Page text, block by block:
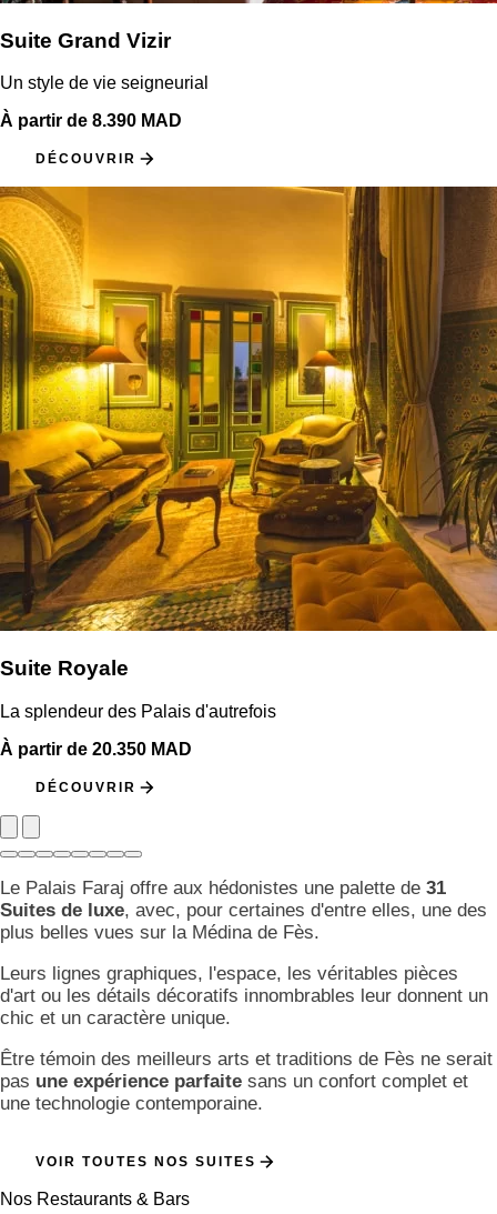
Suite Grand Vizir
Un style de vie seigneurial
À partir de 8.390 MAD
DÉCOUVRIR
Suite Royale
La splendeur des Palais d'autrefois
À partir de 20.350 MAD
DÉCOUVRIR
Le Palais Faraj offre aux hédonistes une palette de 31
Suites de luxe, avec, pour certaines d'entre elles, une des
plus belles vues sur la Médina de Fès.
Leurs lignes graphiques, l'espace, les véritables pièces
d'art ou les détails décoratifs innombrables leur donnent un
chic et un caractère unique.
Être témoin des meilleurs arts et traditions de Fès ne serait
pas une expérience parfaite sans un confort complet et
une technologie contemporaine.
VOIR TOUTES NOS SUITES
Nos Restaurants & Bars